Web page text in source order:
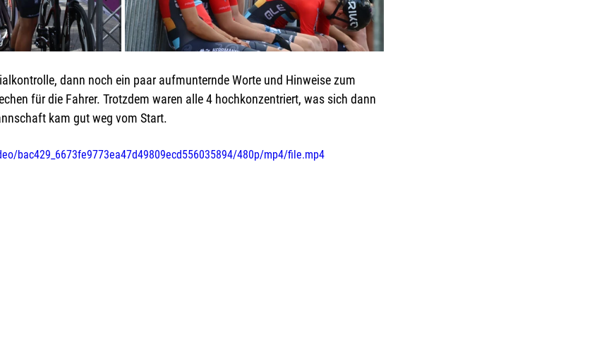
dann noch ein paar aufmunternde Worte und Hinweise zum
für die Fahrer. Trotzdem waren alle 4 hochkonzentriert, was sich dann
kam gut weg vom Start.
bac429_6673fe9773ea47d49809ecd556035894/480p/mp4/file.mp4